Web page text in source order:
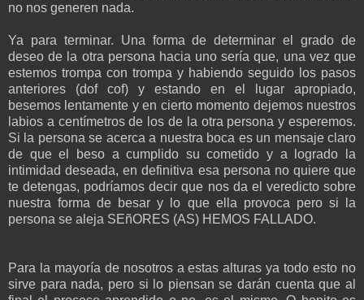
no nos generen nada.
Ya para terminar. Una forma de determinar el grado de
deseo de la otra persona hacia uno sería que, una vez que
estemos trompa con trompa y habiendo seguido los pasos
anteriores (dof cof) y estando en el lugar apropiado,
besemos lentamente y en cierto momento dejemos nuestros
labios a centímetros de los de la otra persona y esperemos.
Si la persona se acerca a nuestra boca es un mensaje claro
de que el beso a cumplido su cometido y a logrado la
intimidad deseada, en definitiva esa persona no quiere que
te detengas, podríamos decir que nos da el veredicto sobre
nuestra forma de besar y lo que ella provoca pero si la
persona se aleja SEñORES (AS) HEMOS FALLADO.
Para la mayoría de nosotros a estas alturas ya todo esto no
sirve para nada, pero si lo piensan se darán cuenta que al